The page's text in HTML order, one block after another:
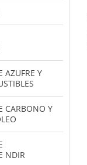
AZUFRE Y
CARBONO Y
NDIR